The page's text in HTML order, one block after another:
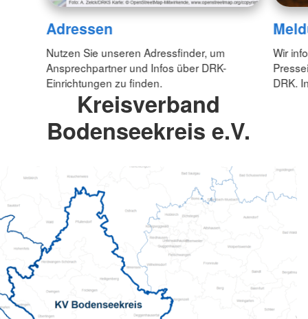
Adressen
Nutzen Sie unseren Adressfinder, um
Ansprechpartner und Infos über DRK-
Einrichtungen zu finden.
Wir
DRK.
Kreisverband
Bodenseekreis e.V.